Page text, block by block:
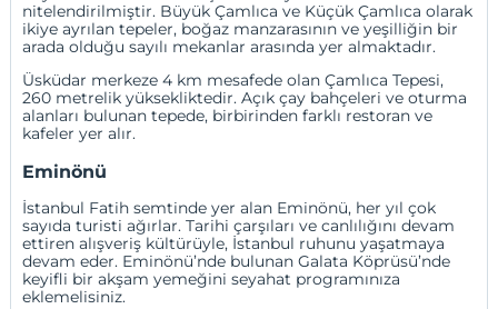
nitelendirilmiştir. Büyük Çamlıca ve Küçük Çamlıca olarak
ikiye ayrılan tepeler, boğaz manzarasının ve yeşilliğin bir
arada olduğu sayılı mekanlar arasında yer almaktadır.
Üsküdar merkeze 4 km mesafede olan Çamlıca Tepesi,
260 metrelik yüksekliktedir. Açık çay bahçeleri ve oturma
alanları bulunan tepede, birbirinden farklı restoran ve
kafeler yer alır.
Eminönü
İstanbul Fatih semtinde yer alan Eminönü, her yıl çok
sayıda turisti ağırlar. Tarihi çarşıları ve canlılığını devam
ettiren alışveriş kültürüyle, İstanbul ruhunu yaşatmaya
devam eder. Eminönü’nde bulunan Galata Köprüsü’nde
keyifli bir akşam yemeğini seyahat programınıza
eklemelisiniz.